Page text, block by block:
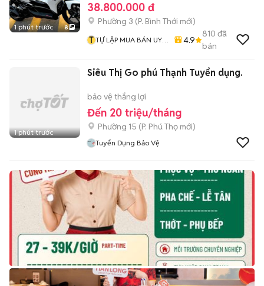
1 phút trước 8
38.800.000 đ
Phường 3 (P. Bình Thới mới)
T TỰ LẬP MUA BÁN UY
4.9
810 đã
bán
1 phút trước
Siêu Thị Go phú Thạnh Tuyển dụng.
bảo vệ thắng lợi
Đến 20 triệu/tháng
Phường 15 (P. Phú Thọ mới)
Tuyển Dụng Bảo Vệ